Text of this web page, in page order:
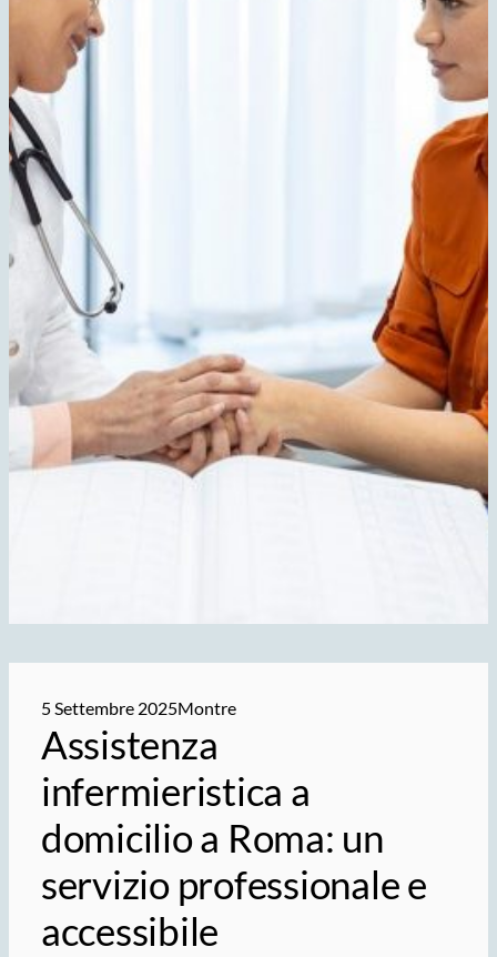
5 Settembre 2025Montre
Assistenza
infermieristica a
domicilio a Roma: un
servizio professionale e
accessibile